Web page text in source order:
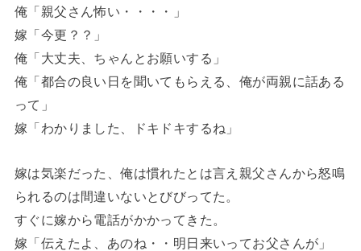
俺「親父さん怖い・・・・」
嫁「今更？？」
俺「大丈夫、ちゃんとお願いする」
俺「都合の良い日を聞いてもらえる、俺が両親に話ある
って」
嫁「わかりました、ドキドキするね」
嫁は気楽だった、俺は慣れたとは言え親父さんから怒鳴
られるのは間違いないとびびってた。
すぐに嫁から電話がかかってきた。
嫁「伝えたよ、あのね・・明日来いってお父さんが」